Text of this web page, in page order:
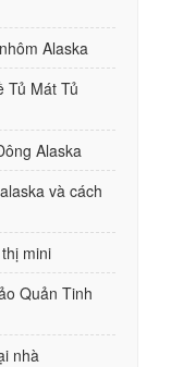
Alaska
Tủ Mát Tủ
Alaska
và cách
mini
Quản Tinh
nhà